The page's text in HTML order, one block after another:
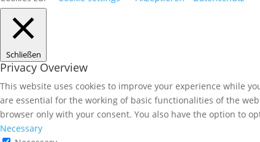
Schließen
Privacy Overview
This website uses cookies to improve your experience while
are essential for the working of basic functionalities of the
browser only with your consent. You also have the option to
Necessary